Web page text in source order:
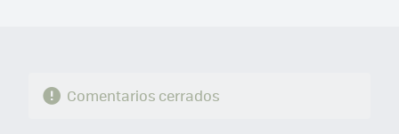
Comentarios cerrados